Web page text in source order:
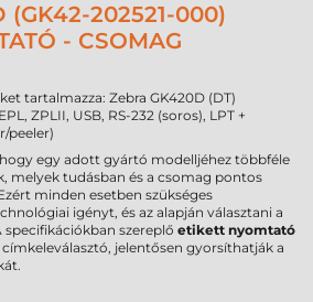
(GK42-202521-000)
- CSOMAG
tartalmazza: Zebra GK420D (DT)
ZPLII, USB, RS-232 (soros), LPT +
peeler)
egy adott gyártó modelljéhez többféle
melyek tudásban és a csomag pontos
minden esetben szükséges
igényt, és az alapján választani a
szereplő etikett nyomtató
jelentősen gyorsíthatják a